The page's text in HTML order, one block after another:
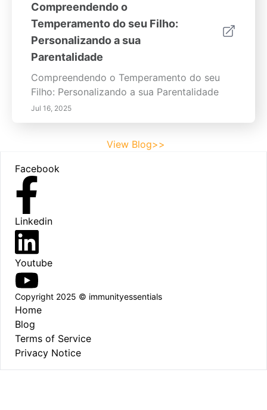
Compreendendo o
Temperamento do seu Filho:
Personalizando a sua
Parentalidade
Compreendendo o Temperamento do seu
Filho: Personalizando a sua Parentalidade
Jul 16, 2025
View Blog>>
Facebook
Linkedin
Youtube
Copyright 2025 © immunityessentials
Home
Blog
Terms of Service
Privacy Notice